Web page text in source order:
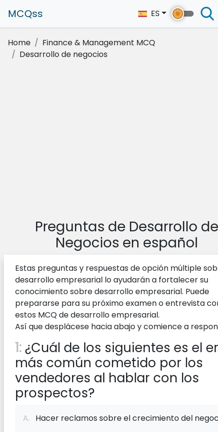
MCQss ES
Home
Finance & Management MCQ
Desarrollo de negocios
Preguntas de Desarrollo de
Negocios en español
Estas preguntas y respuestas de opción múltiple
desarrollo empresarial lo ayudarán a fortalecer su
conocimiento sobre desarrollo empresarial. Puede
prepararse para su próximo examen o entrevista
estos MCQ de desarrollo empresarial.
Así que desplácese hacia abajo y comience a
1: ¿Cuál de los siguientes es el
más común cometido por los
vendedores al hablar con los
prospectos?
A. Hacer reclamos sobre el crecimiento del